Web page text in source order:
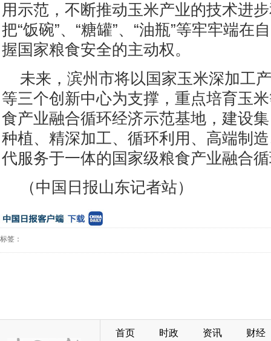
用示范，不断推动玉米产业的技术进
把“饭碗”、“糖罐”、“油瓶”等牢牢端在
握国家粮食安全的主动权。
未来，滨州市将以国家玉米深加工
等三个创新中心为支撑，重点培育玉
食产业融合循环经济示范基地，建设
种植、精深加工、循环利用、高端制
代服务于一体的国家级粮食产业融合
（中国日报山东记者站）
标签：
首页 时政 资讯 财经